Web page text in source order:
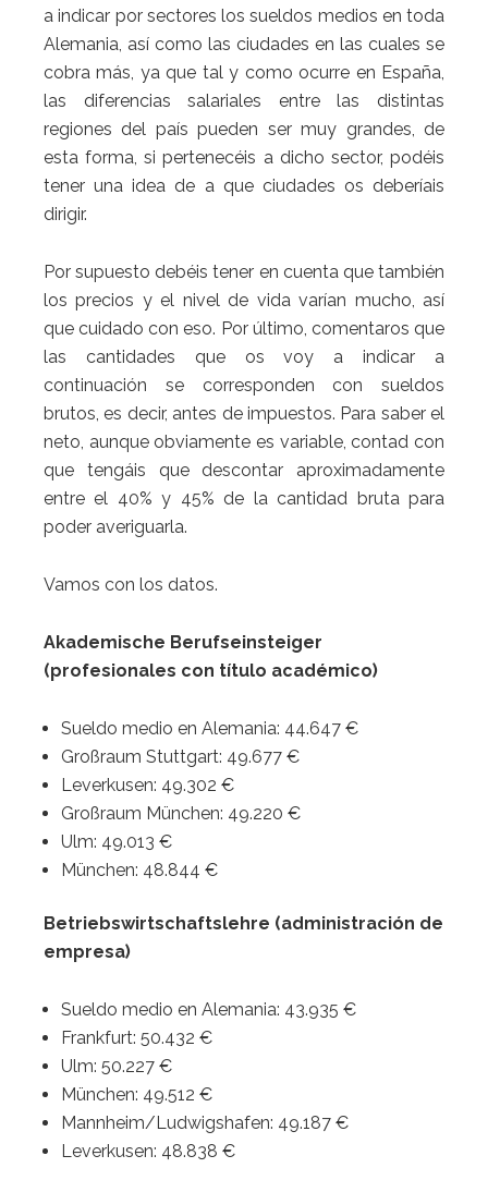
a indicar por sectores los sueldos medios en toda
Alemania, así como las ciudades en las cuales se
cobra más, ya que tal y como ocurre en España,
las diferencias salariales entre las distintas
regiones del país pueden ser muy grandes, de
esta forma, si pertenecéis a dicho sector, podéis
tener una idea de a que ciudades os deberíais
dirigir.
Por supuesto debéis tener en cuenta que también
los precios y el nivel de vida varían mucho, así
que cuidado con eso. Por último, comentaros que
las cantidades que os voy a indicar a
continuación se corresponden con sueldos
brutos, es decir, antes de impuestos. Para saber el
neto, aunque obviamente es variable, contad con
que tengáis que descontar aproximadamente
entre el 40% y 45% de la cantidad bruta para
poder averiguarla.
Vamos con los datos.
Akademische Berufseinsteiger
(profesionales con título académico)
Sueldo medio en Alemania: 44.647 €
Großraum Stuttgart: 49.677 €
Leverkusen: 49.302 €
Großraum München: 49.220 €
Ulm: 49.013 €
München: 48.844 €
Betriebswirtschaftslehre (administración de
empresa)
Sueldo medio en Alemania: 43.935 €
Frankfurt: 50.432 €
Ulm: 50.227 €
München: 49.512 €
Mannheim/Ludwigshafen: 49.187 €
Leverkusen: 48.838 €